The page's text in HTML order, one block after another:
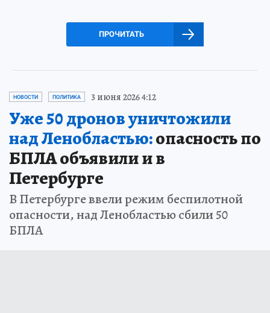
ПРОЧИТАТЬ
НОВОСТИ ПОЛИТИКА 3 июня 2026 4:12
Уже 50 дронов уничтожили
над Ленобластью:опасность по
БПЛА объявили и в
Петербурге
В Петербурге ввели режим беспилотной
опасности, над Ленобластью сбили 50
БПЛА